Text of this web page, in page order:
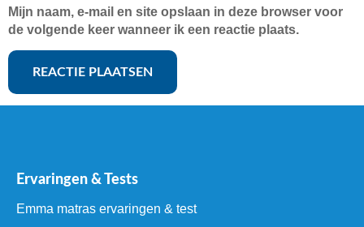
Mijn naam, e-mail en site opslaan in deze browser voor
de volgende keer wanneer ik een reactie plaats.
Ervaringen & Tests
Emma matras ervaringen & test